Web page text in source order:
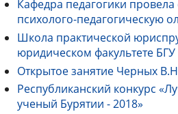
Кафедра педагогики провела
психолого-педагогическую
Школа практической
юридическом факультете БГУ
Открытое занятие Черных
Республиканский конкурс
ученый Бурятии - 2018»